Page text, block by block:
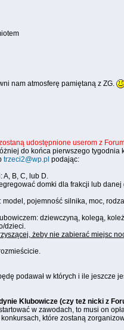
nam atmosferę pamiętaną z ZG.
udostępnione userom z
do końca pierwszego
trzeci2@wp.pl podając:
A, B, C, lub D.
domki dla frakcji lub
model, pojemność silnika, moc,
dziewczyną, kolegą,
dzieci.
żeby nie zabierać miejsc
podawał w których i ile jeszcze
Klubowicze (czy też nicki z
w zawodach, to musi on
które zostaną